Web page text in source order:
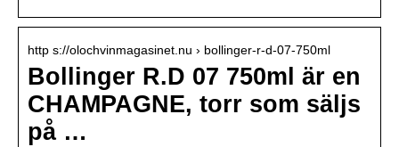
http s://olochvinmagasinet.nu › bollinger-r-d-07-750ml
Bollinger R.D 07 750ml är en
CHAMPAGNE, torr som säljs
på …